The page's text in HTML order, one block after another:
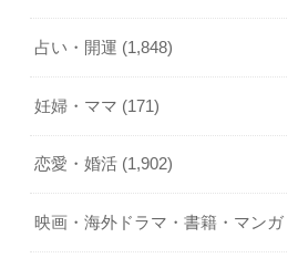
占い・開運 (1,848)
妊婦・ママ (171)
恋愛・婚活 (1,902)
映画・海外ドラマ・書籍・マンガ